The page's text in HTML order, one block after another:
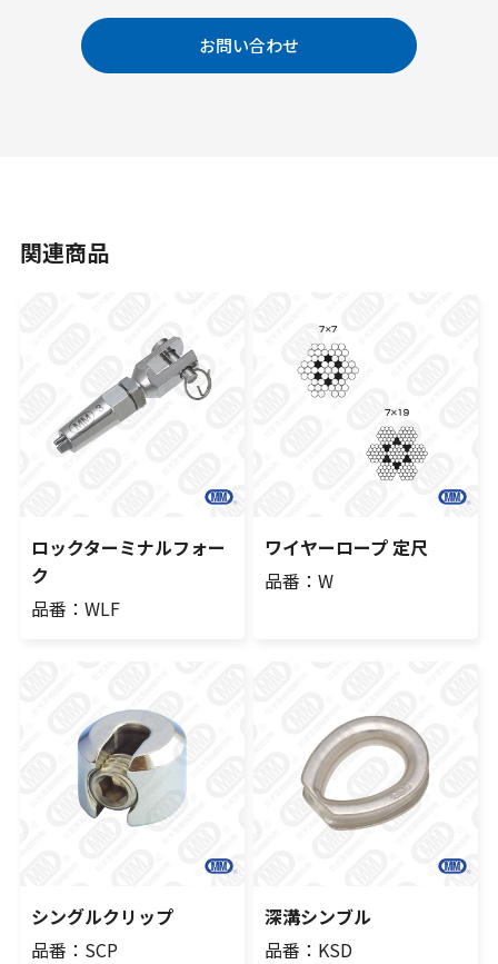
お問い合わせ
関連商品
ロックターミナルフォー
ク
品番：WLF
ワイヤーロープ 定尺
品番：W
シングルクリップ
品番：SCP
深溝シンブル
品番：KSD